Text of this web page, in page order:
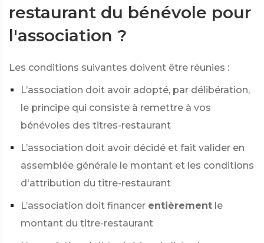
restaurant du bénévole pour
l'association ?
Les conditions suivantes doivent être réunies :
L’association doit avoir adopté, par délibération,
le principe qui consiste à remettre à vos
bénévoles des titres-restaurant
L’association doit avoir décidé et fait valider en
assemblée générale le montant et les conditions
d'attribution du titre-restaurant
L’association doit financer entièrement le
montant du titre-restaurant